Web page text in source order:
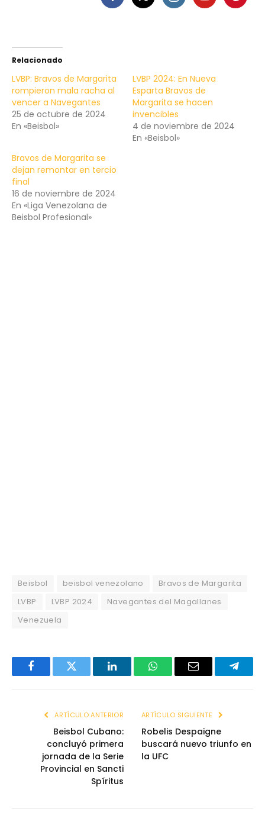
Relacionado
LVBP: Bravos de Margarita
rompieron mala racha al
vencer a Navegantes
25 de octubre de 2024
En «Beisbol»
LVBP 2024: En Nueva
Esparta Bravos de
Margarita se hacen
invencibles
4 de noviembre de 2024
En «Beisbol»
Bravos de Margarita se
dejan remontar en tercio
final
16 de noviembre de 2024
En «Liga Venezolana de
Beisbol Profesional»
Beisbol beisbol venezolano
Bravos de Margarita
LVBP
LVBP 2024
Navegantes del Magallanes
Venezuela
FacebookTwitter LinkedInWhatsAppEmail
ARTÍCULO ANTERIOR
Beisbol Cubano:
concluyó primera
jornada de la Serie
Provincial en Sancti
Spíritus
ARTÍCULO SIGUIENTE
Robelis Despaigne
buscará nuevo triunfo en
la UFC